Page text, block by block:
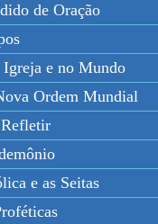
de Oração
Igreja e no Mundo
Ordem Mundial
e as Seitas